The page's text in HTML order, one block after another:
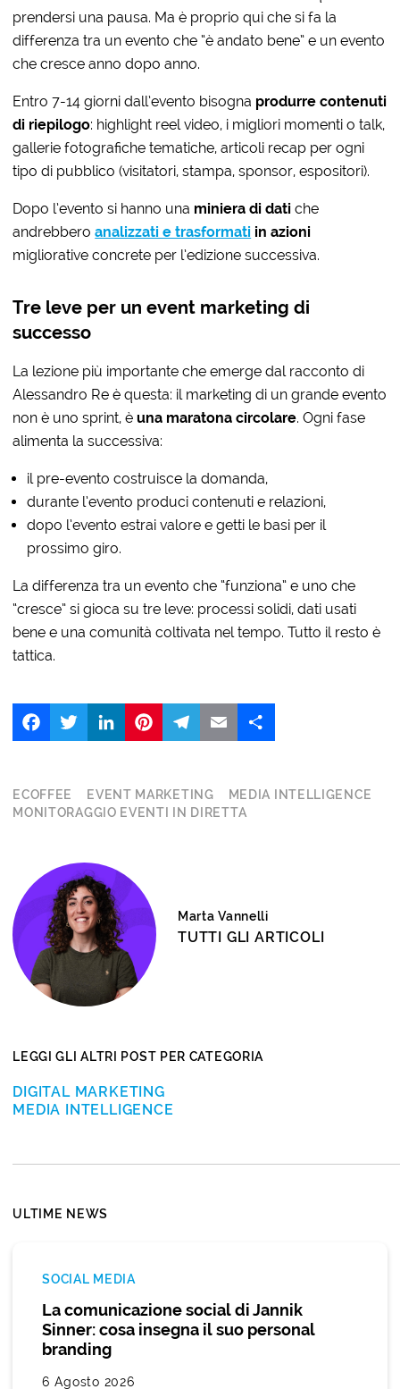
prendersi una pausa. Ma è proprio qui che si fa la
differenza tra un evento che “è andato bene” e un evento
che cresce anno dopo anno.
Entro 7-14 giorni dall’evento bisogna produrre contenuti
di riepilogo: highlight reel video, i migliori momenti o talk,
gallerie fotografiche tematiche, articoli recap per ogni
tipo di pubblico (visitatori, stampa, sponsor, espositori).
Dopo l’evento si hanno una miniera di dati che
andrebberoanalizzati e trasformati in azioni
migliorative concrete per l’edizione successiva.
Tre leve per un event marketing di
successo
La lezione più importante che emerge dal racconto di
Alessandro Re è questa: il marketing di un grande evento
non è uno sprint, èuna maratona circolare. Ogni fase
alimenta la successiva:
il pre-evento costruisce la domanda,
durante l’evento produci contenuti e relazioni,
dopo l’evento estrai valore e getti le basi per il
prossimo giro.
La differenza tra un evento che “funziona” e uno che
“cresce” si gioca su tre leve: processi solidi, dati usati
bene e una comunità coltivata nel tempo. Tutto il resto è
tattica.
FacebookTwitter LinkedIn
ECOFFEE EVENT MARKETING
MEDIA INTELLIGENCE
MONITORAGGIO EVENTI IN DIRETTA
Marta Vannelli
TUTTI GLI ARTICOLI
LEGGI GLI ALTRI POST PER CATEGORIA
DIGITAL MARKETING
MEDIA INTELLIGENCE
ULTIME NEWS
SOCIAL MEDIA
La comunicazione social di Jannik
Sinner: cosa insegna il suo personal
branding
6 Agosto 2026